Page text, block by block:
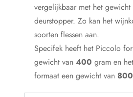
vergelijkbaar met het gewicht
deurstopper. Zo kan het
soorten flessen aan.
Specifek heeft het Piccolo
gewicht van 400 gram en
formaat een gewicht van 800